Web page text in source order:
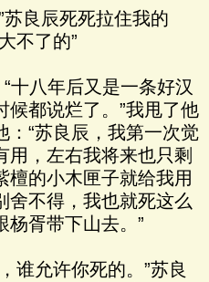
辰死死拉住我的
不了的”
年后又是一条好汉
候都说烂了。”我甩了他
：“苏良辰，我第一次觉
用，左右我将来也只剩
檀的小木匣子就给我用
舍不得，我也就死这么
杨胥带下山去。”
许你死的。”苏良